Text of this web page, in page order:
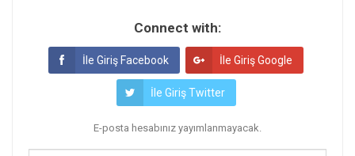
Connect with:
İle Giriş Facebook İle Giriş Google
İle Giriş Twitter
E-posta hesabınız yayımlanmayacak.